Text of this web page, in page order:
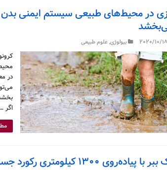
در محیط‌های طبیعی سیستم ایمنی بدن
2020/10/18 بیولوژی,علوم طبیعی
در
اگر …
پیاده‌روی ۱۳۰۰ کیلومتری رکورد جستجو به دنبال سکس و غذا را زد